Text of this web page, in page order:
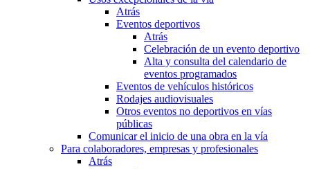
Atrás
Eventos deportivos
Atrás
Celebración de un evento deportivo
Alta y consulta del calendario de
eventos programados
Eventos de vehículos históricos
Rodajes audiovisuales
Otros eventos no deportivos en vías
públicas
Comunicar el inicio de una obra en la vía
Para colaboradores, empresas y profesionales
Atrás